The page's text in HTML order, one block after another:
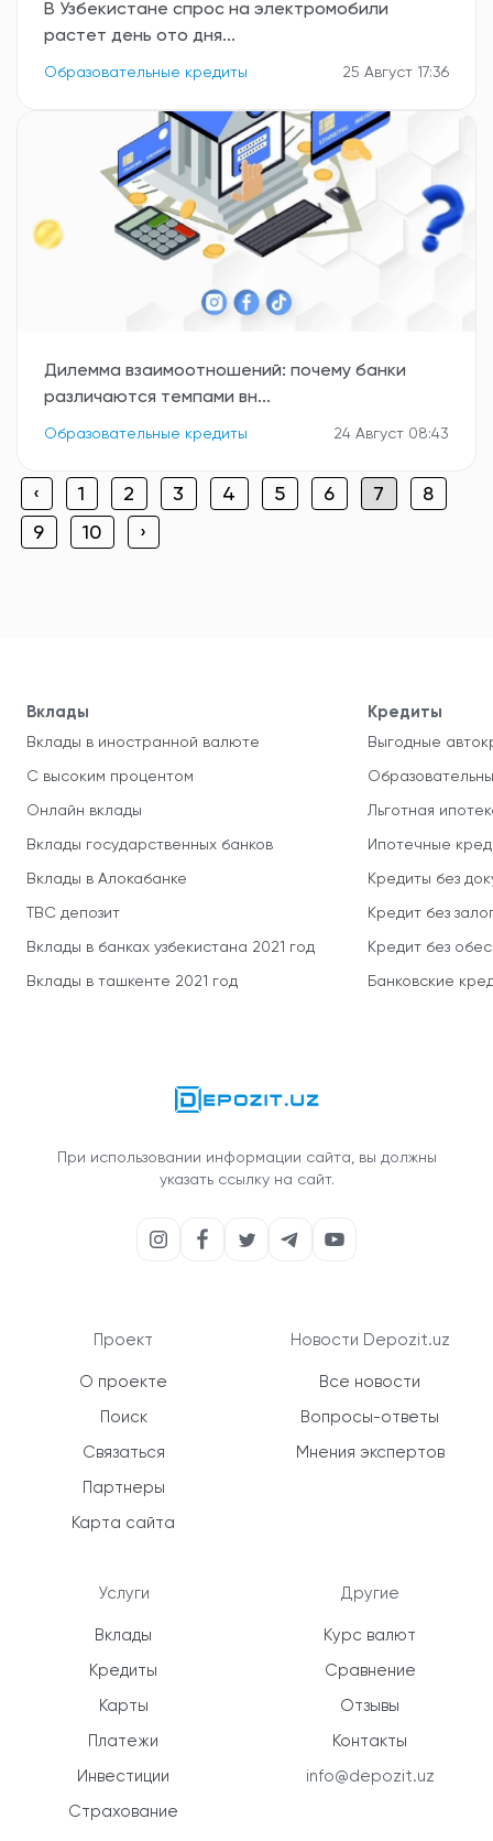
В Узбекистане спрос на электромобили
растет день ото дня...
Образовательные кредиты 25 Август 17:36
Дилемма взаимоотношений: почему банки
различаются темпами вн...
Образовательные кредиты 24 Август 08:43
‹ 1 2 3 4 5 6 7
8
9
10 ›
Вклады
Вклады в иностранной валюте
С высоким процентом
Онлайн вклады
Вклады государственных банков
Вклады в Алокабанке
TBC депозит
Вклады в банках узбекистана 2021 год
Вклады в ташкенте 2021 год
Кредиты
Выгодные
Льготная
Ипотечные
Кредиты без
Кредит без
Кредит без
Банковские
При использовании информации сайта, вы должны
указать ссылку на сайт.
Проект
О проекте
Поиск
Связаться
Партнеры
Карта сайта
Услуги
Вклады
Кредиты
Карты
Платежи
Инвестиции
Страхование
Новости Depozit.uz
Все новости
Вопросы-ответы
Мнения экспертов
Другие
Курс валют
Сравнение
Отзывы
Контакты
info@depozit.uz